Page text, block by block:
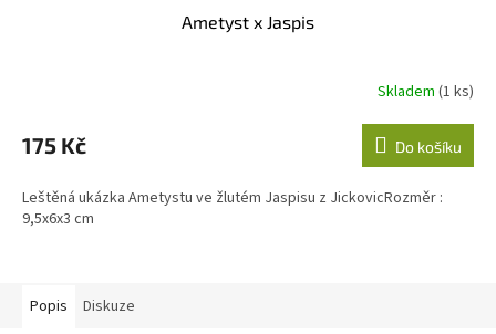
Ametyst x Jaspis
Skladem (1 ks)
175 Kč Do košíku
Leštěná ukázka Ametystu ve žlutém Jaspisu z JickovicRozměr :
9,5x6x3 cm
Popis Diskuze